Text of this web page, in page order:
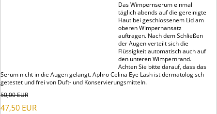
Das Wimpernserum einmal
täglich abends auf die gereinigte
Haut bei geschlossenem Lid am
oberen Wimpernansatz
auftragen. Nach dem Schließen
der Augen verteilt sich die
Flüssigkeit automatisch auch auf
den unteren Wimpernrand.
Achten Sie bitte darauf, dass das
Serum nicht in die Augen gelangt. Aphro Celina Eye Lash ist dermatologisch
getestet und frei von Duft- und Konservierungsmitteln.
50,00EUR
47,50 EUR